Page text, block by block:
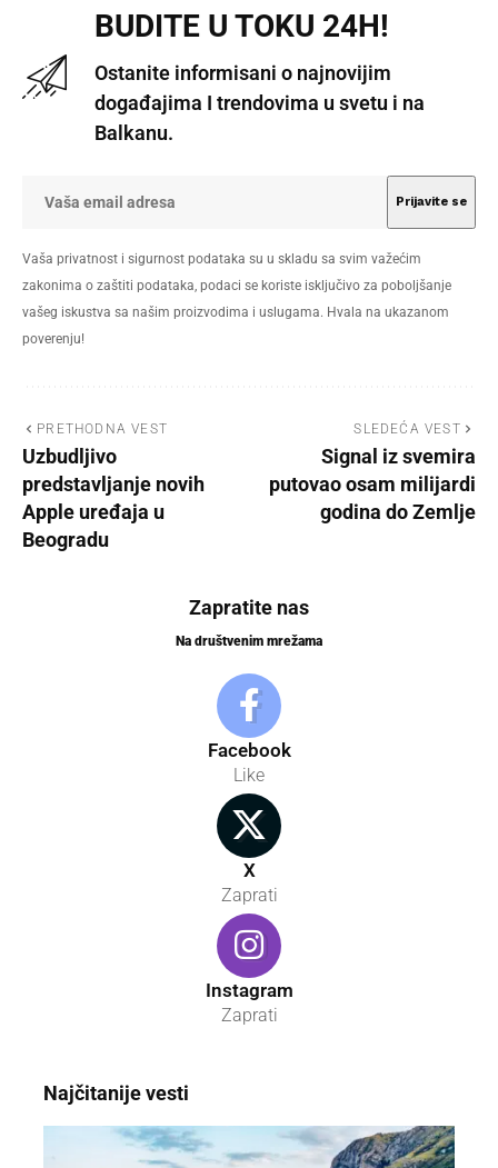
BUDITE U TOKU 24H!
Ostanite informisani o najnovijim
događajima I trendovima u svetu i na
Balkanu.
Vaša privatnost i sigurnost podataka su u skladu sa svim važećim
zakonima o zaštiti podataka, podaci se koriste isključivo za poboljšanje
vašeg iskustva sa našim proizvodima i uslugama. Hvala na ukazanom
poverenju!
PRETHODNA VEST
Uzbudljivo
predstavljanje novih
Apple uređaja u
Beogradu
SLEDEĆA VEST
Signal iz svemira
putovao osam milijardi
godina do Zemlje
Zapratite nas
Na društvenim mrežama
Facebook
Like
X
Zaprati
Instagram
Zaprati
Najčitanije vesti